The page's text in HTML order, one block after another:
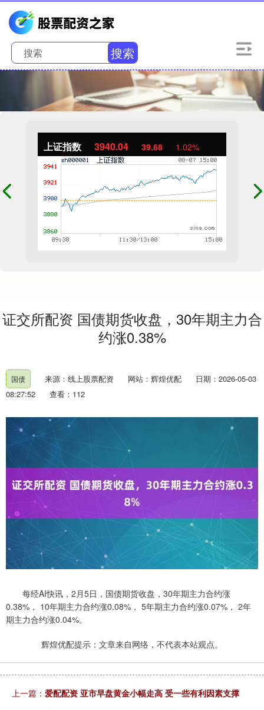
搜索
上证指数 3940.04 39.68 1.02%
证交所配资 国债期货收盘，30年期主力合
约涨0.38%
国债 来源：线上股票配资 网站：辉煌优配
日期：2026-05-03
08:27:52
查看：112
每经AI快讯，2月5日，国债期货收盘，30年期主力合约涨
0.38%， 10年期主力合约涨0.08%， 5年期主力合约涨0.07%， 2年
期主力合约涨0.04%。
辉煌优配提示：文章来自网络，不代表本站观点。
上一篇： 爱配配资 亚市早盘黄金小幅走高 受一些有利因素支撑